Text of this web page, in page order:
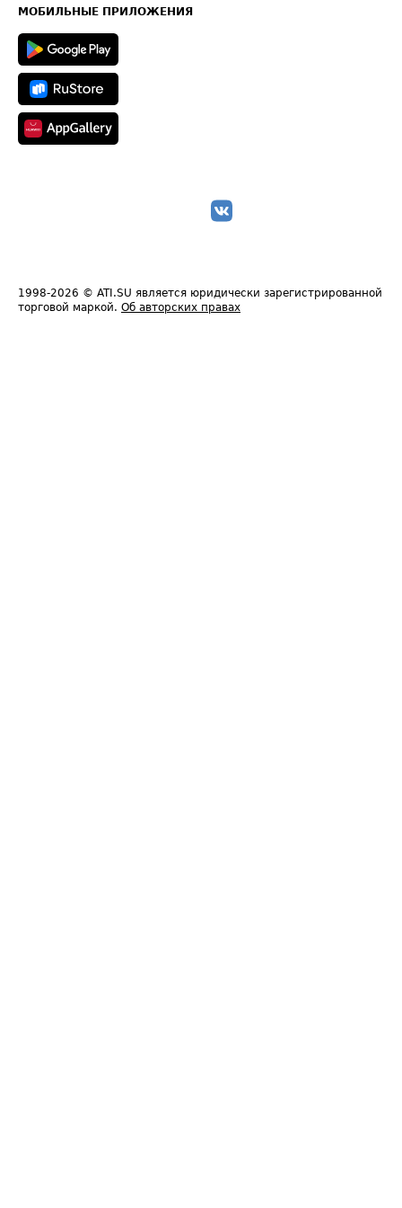
Техническая информация
МОБИЛЬНЫЕ ПРИЛОЖЕНИЯ
1998-2026 © ATI.SU является юридически зарегистрированной
торговой маркой. Об авторских правах